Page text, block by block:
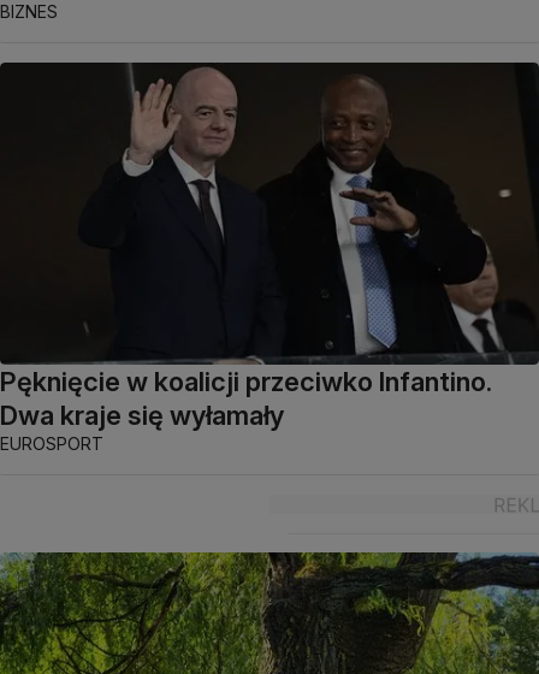
BIZNES
Pęknięcie w koalicji przeciwko Infantino.
Dwa kraje się wyłamały
EUROSPORT